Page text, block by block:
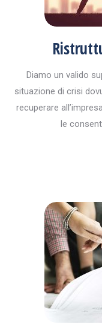
Diamo un valido
situazione di crisi
recuperare
le